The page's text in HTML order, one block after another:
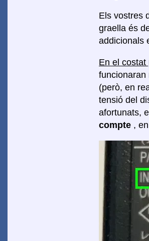
Els vostres
graella és
addicionals
En el costat
funcionaran
(però, en
tensió del
afortunats,
compte ,